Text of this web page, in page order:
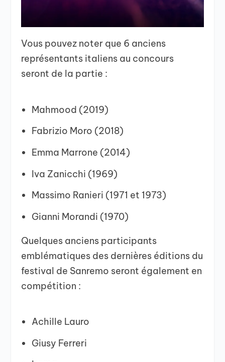
Vous pouvez noter que 6 anciens
représentants italiens au concours
seront de la partie :
Mahmood (2019)
Fabrizio Moro (2018)
Emma Marrone (2014)
Iva Zanicchi (1969)
Massimo Ranieri (1971 et 1973)
Gianni Morandi (1970)
Quelques anciens participants
emblématiques des dernières éditions du
festival de Sanremo seront également en
compétition :
Achille Lauro
Giusy Ferreri